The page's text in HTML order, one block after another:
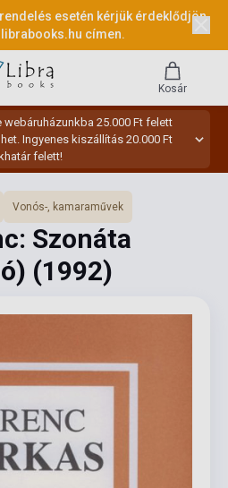
esetén kérjük érdeklődjön
címen.
25.000 Ft felett
Ingyenes kiszállítás 20.000 Ft
felett!
Kosár
Vonós-, kamaraművek
Szonáta
(1992)